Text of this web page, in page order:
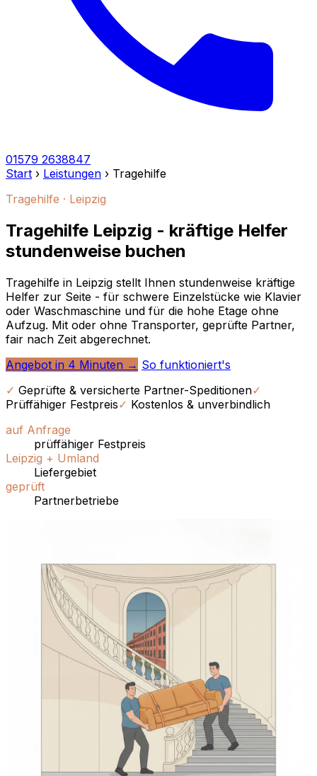
01579 2638847
Start › Leistungen › Tragehilfe
Tragehilfe · Leipzig
Tragehilfe Leipzig - kräftige Helfer
stundenweise buchen
Tragehilfe in Leipzig stellt Ihnen stundenweise kräftige
Helfer zur Seite - für schwere Einzelstücke wie Klavier
oder Waschmaschine und für die hohe Etage ohne
Aufzug. Mit oder ohne Transporter, geprüfte Partner,
fair nach Zeit abgerechnet.
Angebot in 4 Minuten → So funktioniert's
✓ Geprüfte & versicherte Partner-Speditionen✓
Prüffähiger Festpreis✓ Kostenlos & unverbindlich
auf Anfrage
prüffähiger Festpreis
Leipzig + Umland
Liefergebiet
geprüft
Partnerbetriebe